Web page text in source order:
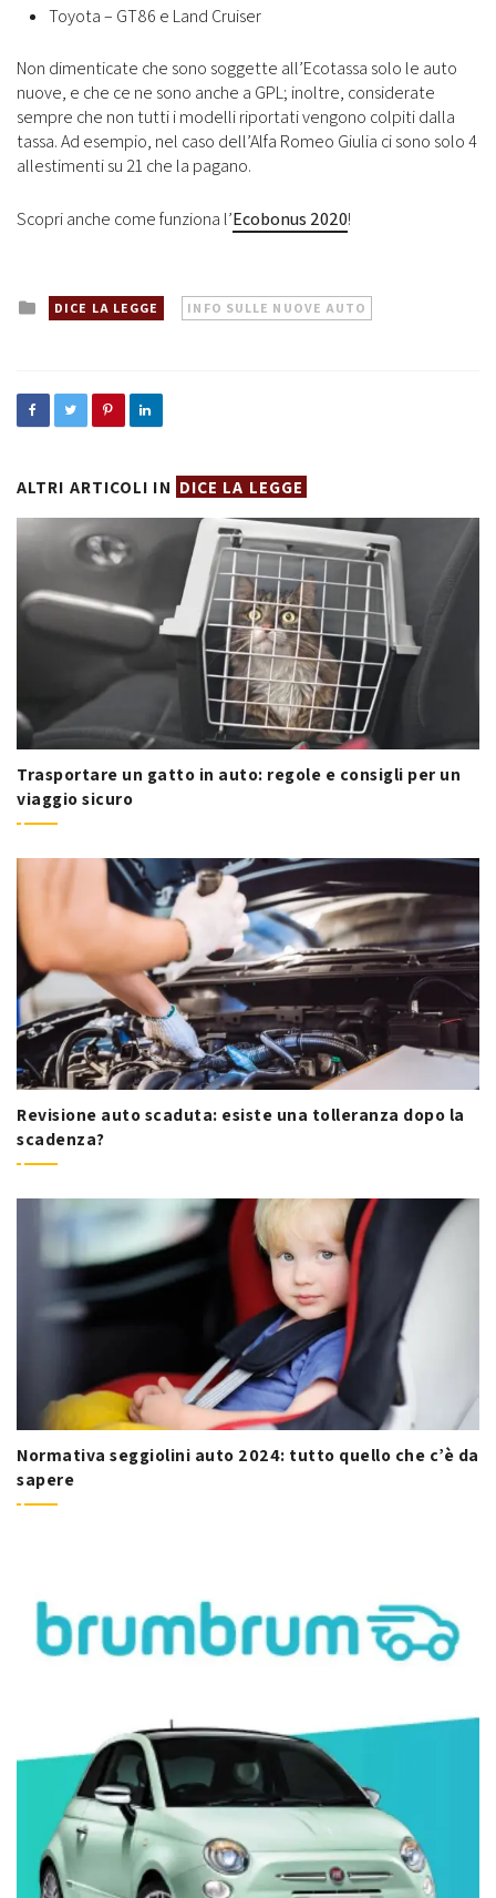
Toyota – GT86 e Land Cruiser
Non dimenticate che sono soggette all’Ecotassa solo le auto
nuove, e che ce ne sono anche a GPL; inoltre, considerate
sempre che non tutti i modelli riportati vengono colpiti dalla
tassa. Ad esempio, nel caso dell’Alfa Romeo Giulia ci sono solo 4
allestimenti su 21 che la pagano.
Scopri anche come funziona l’Ecobonus 2020!
Posted
in
DICE LA LEGGE INFO SULLE NUOVE AUTO
ALTRI ARTICOLI IN DICE LA LEGGE
Trasportare un gatto in auto: regole e consigli per un
viaggio sicuro
Revisione auto scaduta: esiste una tolleranza dopo la
scadenza?
Normativa seggiolini auto 2024: tutto quello che c’è da
sapere